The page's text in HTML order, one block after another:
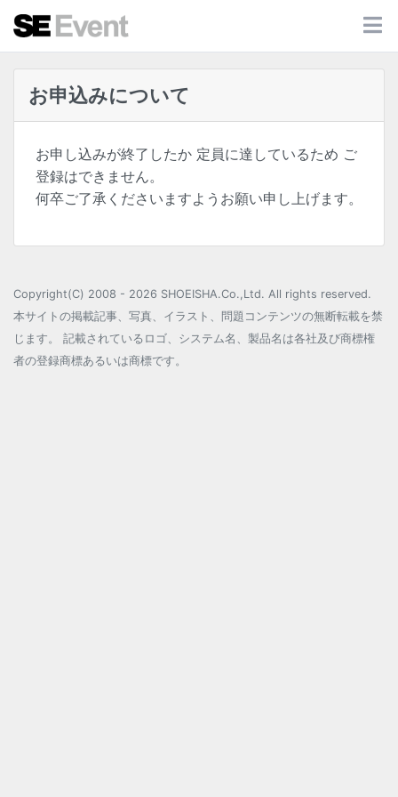
お申込みについて
お申し込みが終了したか 定員に達しているため ご
登録はできません。
何卒ご了承くださいますようお願い申し上げます。
Copyright(C) 2008 - 2026 SHOEISHA.Co.,Ltd. All rights reserved.
本サイトの掲載記事、写真、イラスト、問題コンテンツの無断転載を禁
じます。 記載されているロゴ、システム名、製品名は各社及び商標権
者の登録商標あるいは商標です。